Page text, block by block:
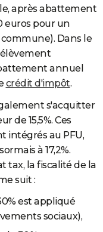
après abattement
euros pour un
Dans le
annuel
crédit d'impôt.
s'acquitter
de 15,5%. Ces
intégrés au PFU,
à 17,2%.
tax, la fiscalité de la
suit :
est appliqué
sociaux),